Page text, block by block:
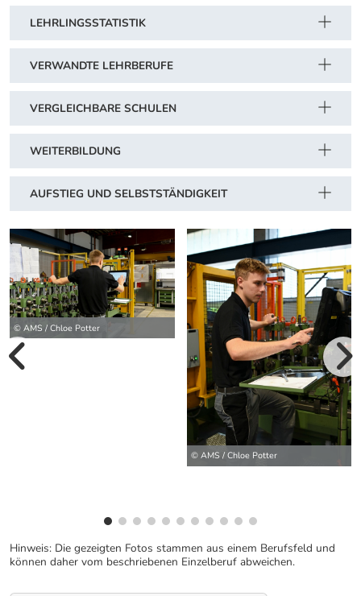
LEHRLINGSSTATISTIK
VERWANDTE LEHRBERUFE
VERGLEICHBARE SCHULEN
WEITERBILDUNG
AUFSTIEG UND SELBSTSTÄNDIGKEIT
© AMS / Chloe Potter
© AMS / Chloe Potter
Hinweis: Die gezeigten Fotos stammen aus einem Berufsfeld und
können daher vom beschriebenen Einzelberuf abweichen.